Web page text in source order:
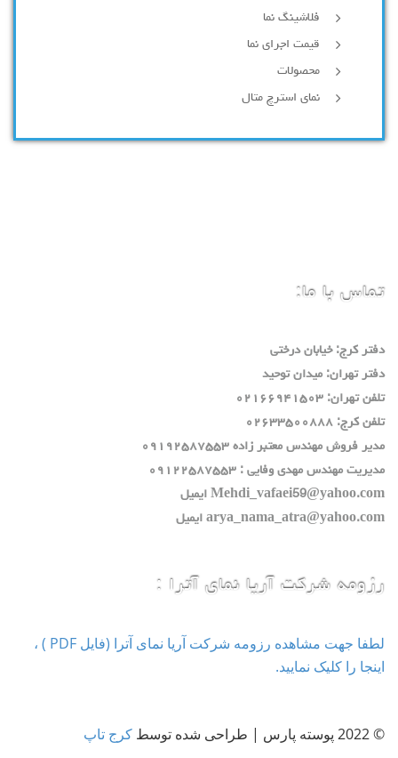
فلاشینگ نما
قیمت اجرای نما
محصولات
نمای استرچ متال
تماس با ما:
دفتر كرج: خيابان درختي
دفتر تهران: ميدان توحيد
تلفن تهران: ٠٢١٦٦٩٤١٥٠٣
تلفن كرج: ٠٢٦٣٣٥٠٠٨٨٨
مدير فروش مهندس معتبر زاده ٠٩١٩٢٥٨٧٥٥٣
مديريت مهندس مهدي وفايي : ٠٩١٢٢٥٨٧٥٥٣
Mehdi_vafaei59@yahoo.com ايميل
arya_nama_atra@yahoo.com ايميل
رزومه شرکت آریا نمای آترا :
لطفا جهت مشاهده رزومه شرکت آریا نمای آترا (فایل PDF ) ،
اینجا را کلیک نمایید.
© 2022 پوسته پارس | طراحی شده توسط کرج تاپ